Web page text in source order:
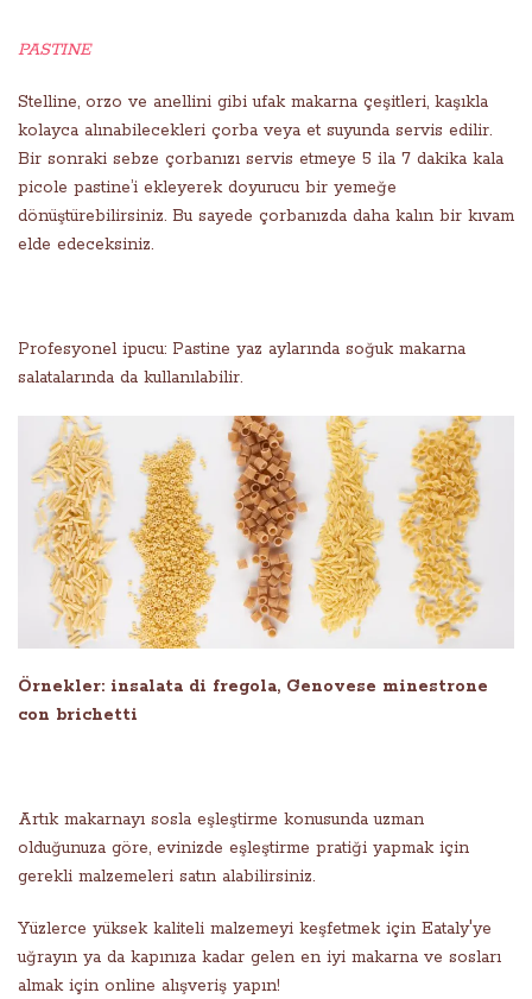
PASTINE
Stelline, orzo ve anellini gibi ufak makarna çeşitleri, kaşıkla
kolayca alınabilecekleri çorba veya et suyunda servis edilir.
Bir sonraki sebze çorbanızı servis etmeye 5 ila 7 dakika kala
picole pastine’i ekleyerek doyurucu bir yemeğe
dönüştürebilirsiniz. Bu sayede çorbanızda daha kalın bir kıvam
elde edeceksiniz.
Profesyonel ipucu: Pastine yaz aylarında soğuk makarna
salatalarında da kullanılabilir.
Örnekler: insalata di fregola, Genovese minestrone
con brichetti
Artık makarnayı sosla eşleştirme konusunda uzman
olduğunuza göre, evinizde eşleştirme pratiği yapmak için
gerekli malzemeleri satın alabilirsiniz.
Yüzlerce yüksek kaliteli malzemeyi keşfetmek için Eataly'ye
uğrayın ya da kapınıza kadar gelen en iyi makarna ve sosları
almak için online alışveriş yapın!